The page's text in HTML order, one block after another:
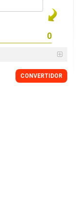
CONVERTIDOR